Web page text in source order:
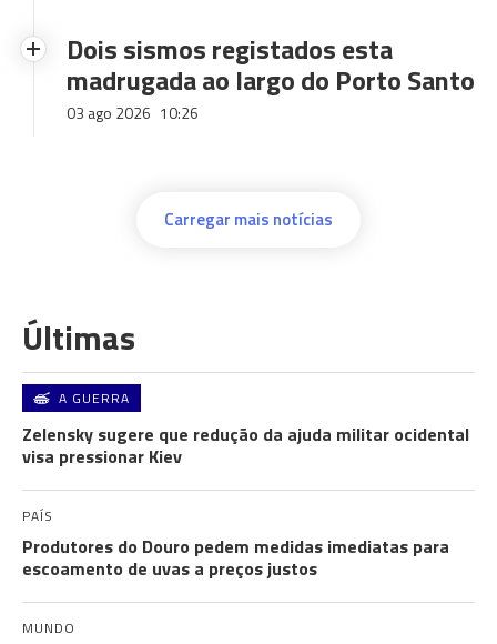
Dois sismos registados esta
madrugada ao largo do Porto Santo
03 ago 2026 10:26
Carregar mais notícias
Últimas
A GUERRA
Zelensky sugere que redução da ajuda militar ocidental
visa pressionar Kiev
PAÍS
Produtores do Douro pedem medidas imediatas para
escoamento de uvas a preços justos
MUNDO